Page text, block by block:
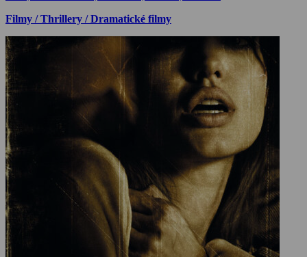
Filmy / Thrillery / Dramatické filmy